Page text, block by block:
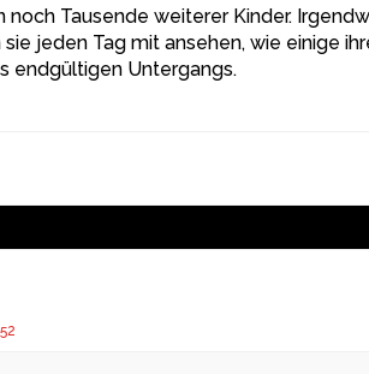
Tausende weiterer Kinder.
jeden Tag mit ansehen, wie einige
endgültigen Untergangs.